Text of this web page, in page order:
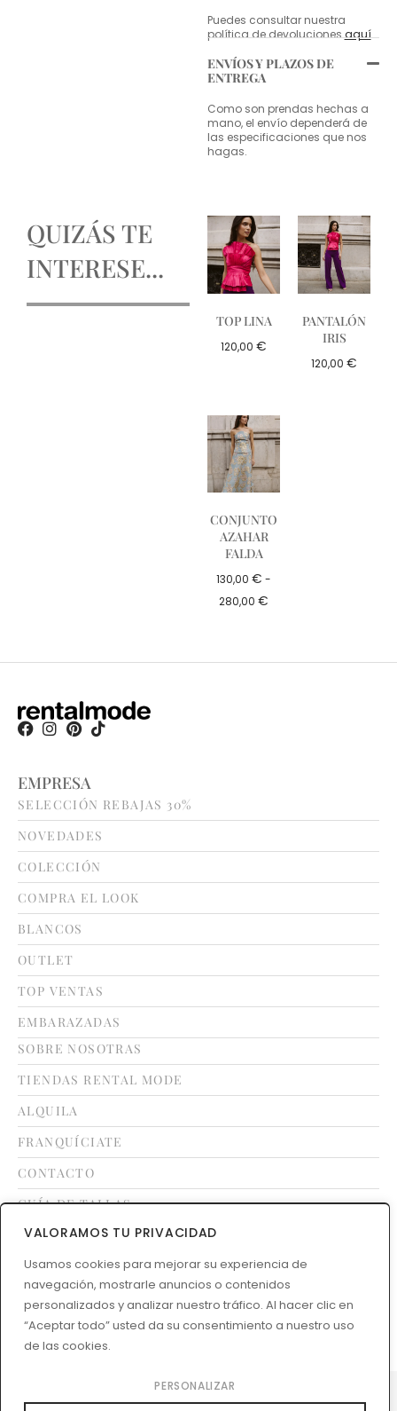
VALORAMOS TU PRIVACIDAD
Usamos cookies para mejorar su experiencia de
navegación, mostrarle anuncios o contenidos
personalizados y analizar nuestro tráfico. Al hacer clic en
“Aceptar todo” usted da su consentimiento a nuestro uso
de las cookies.
PERSONALIZAR
Puedes consultar nuestra
política de devolucionesaquí.
ENVÍOS Y PLAZOS DE
ENTREGA
Como son prendas hechas a
mano, el envío dependerá de
las especificaciones que nos
hagas.
QUIZÁS TE
INTERESE...
TOP LINA
120,00 €
PANTALÓN
IRIS
120,00 €
CONJUNTO
AZAHAR
FALDA
130,00 € -
280,00 €
EMPRESA
SELECCIÓN REBAJAS 30%
NOVEDADES
COLECCIÓN
COMPRA EL LOOK
BLANCOS
OUTLET
TOP VENTAS
EMBARAZADAS
SOBRE NOSOTRAS
TIENDAS RENTAL MODE
ALQUILA
FRANQUÍCIATE
CONTACTO
GUÍA DE TALLAS
LEGAL
TÉRMINOS Y CONDICIONES
POLÍTICA DE DEVOLUCIONES